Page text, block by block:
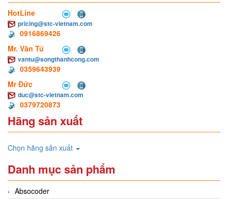
HotLine
pricing@stc-vietnam.com
0916869426
Mr. Văn Tú
vantu@songthanhcong.com
0359643939
Mr Đức
duc@stc-vietnam.com
0379720873
Hãng sản xuất
Chọn hãng sản xuất
Danh mục sản phẩm
Absocoder